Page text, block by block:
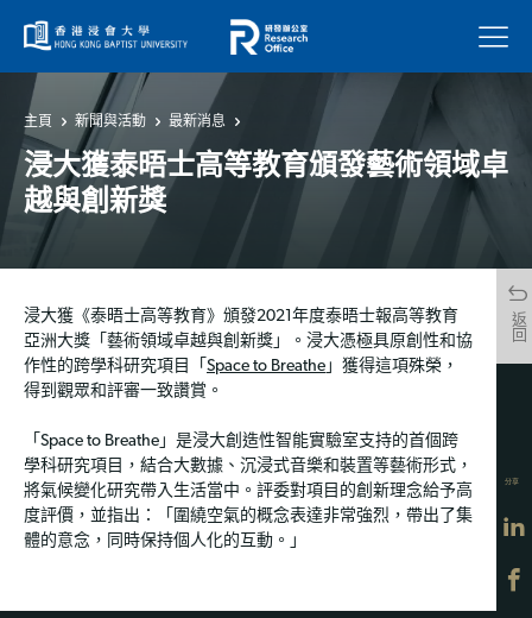
菜單
主頁 新聞與活動 最新消息
浸大獲泰晤士高等教育頒發藝術領域卓
越與創新獎
返回
浸大獲《泰晤士高等教育》頒發2021年度泰晤士報高等教育
亞洲大獎「藝術領域卓越與創新獎」。浸大憑極具原創性和協
作性的跨學科研究項目「 Space to Breathe 」獲得這項殊榮，
得到觀眾和評審一致讚賞。
「Space to Breathe」是浸大創造性智能實驗室支持的首個跨
學科研究項目，結合大數據、沉浸式音樂和裝置等藝術形式，
將氣候變化研究帶入生活當中。評委對項目的創新理念給予高
度評價，並指出：「圍繞空氣的概念表達非常強烈，帶出了集
體的意念，同時保持個人化的互動。」
分享